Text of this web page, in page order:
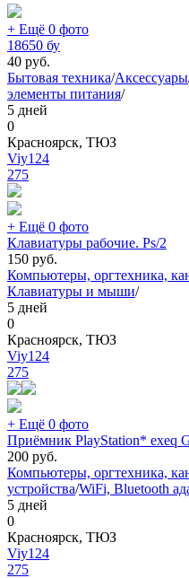
+ Ещё 0 фото
18650 бу
40 руб.
Бытовая техника/Аксессуары
элементы питания/
5 дней
0
Красноярск, ТЮЗ
Viy124
275
+ Ещё 0 фото
Клавиатуры рабочие. Ps/2
150 руб.
Компьютеры, оргтехника,
Клавиатуры и мыши/
5 дней
0
Красноярск, ТЮЗ
Viy124
275
+ Ещё 0 фото
Приёмник PlayStation* exeq
200 руб.
Компьютеры, оргтехника,
устройства/WiFi, Bluetooth
5 дней
0
Красноярск, ТЮЗ
Viy124
275